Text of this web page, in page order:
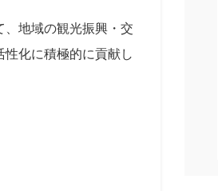
地域の観光振興・交
化に積極的に貢献し